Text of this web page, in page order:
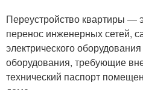
Переустройство квартиры —
перенос инженерных сетей,
электрического
оборудования, требующие
технический паспорт